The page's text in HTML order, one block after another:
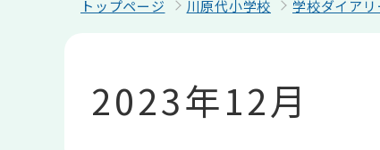
トップページ 川原代小学校 学校ダイアリ
2023年12月